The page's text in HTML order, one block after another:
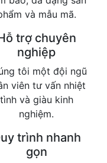
và mẫu mã.
trợ chuyên
nghiệp
tôi một đội ngũ
viên tư vấn nhiệt
tình và giàu kinh
nghiệm.
trình nhanh
gọn